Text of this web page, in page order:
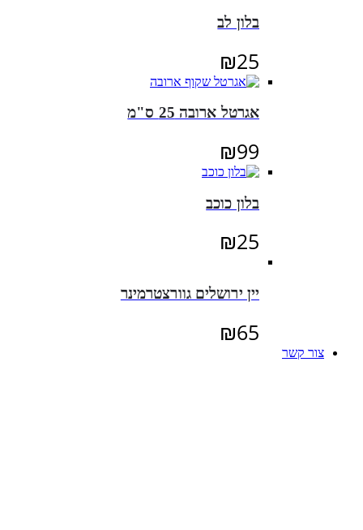
בלון לב
₪25
אגרטל ארובה 25 ס"מ
₪99
בלון כוכב
₪25
יין ירושלים גוורצטרמינר
₪65
צור קשר